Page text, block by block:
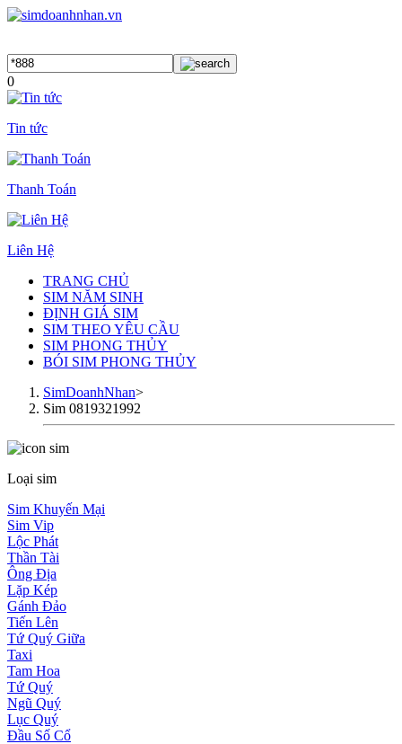
0
Tin tức
Thanh Toán
Liên Hệ
TRANG CHỦ
SIM NĂM SINH
ĐỊNH GIÁ SIM
SIM THEO YÊU CẦU
SIM PHONG THỦY
BÓI SIM PHONG THỦY
SimDoanhNhan>
Sim 0819321992
Loại sim
Sim Khuyến Mại
Sim Vip
Lộc Phát
Thần Tài
Ông Địa
Lặp Kép
Gánh Đảo
Tiến Lên
Tứ Quý Giữa
Taxi
Tam Hoa
Tứ Quý
Ngũ Quý
Lục Quý
Đầu Số Cổ